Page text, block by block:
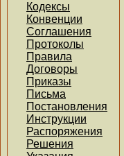
Кодексы
Конвенции
Соглашения
Протоколы
Правила
Договоры
Приказы
Письма
Постановления
Инструкции
Распоряжения
Решения